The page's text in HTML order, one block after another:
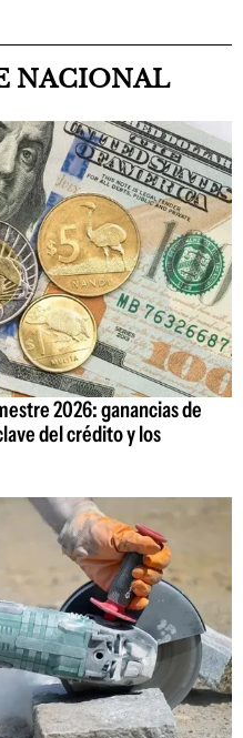
NACIONAL
2026: ganancias de
del crédito y los